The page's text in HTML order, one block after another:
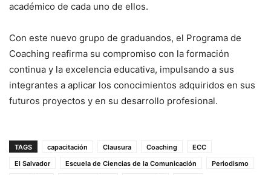
académico de cada uno de ellos.
Con este nuevo grupo de graduandos, el Programa de
Coaching reafirma su compromiso con la formación
continua y la excelencia educativa, impulsando a sus
integrantes a aplicar los conocimientos adquiridos en sus
futuros proyectos y en su desarrollo profesional.
TAGS capacitación Clausura Coaching
ECC
El Salvador
Escuela de Ciencias de la Comunicación
Periodismo